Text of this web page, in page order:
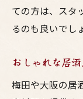
ての方は、スタ
るのも良いでし
おしゃれな居
梅田や大阪の居